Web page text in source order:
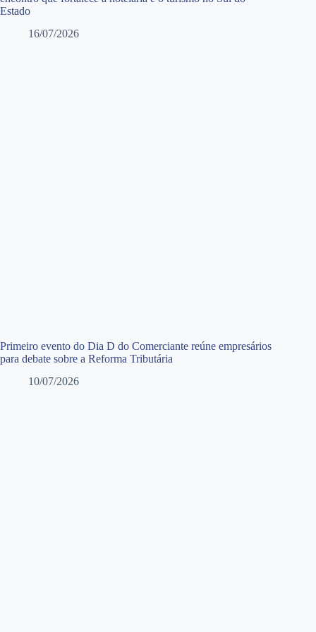
Estado
16/07/2026
Primeiro evento do Dia D do Comerciante reúne empresários
para debate sobre a Reforma Tributária
10/07/2026